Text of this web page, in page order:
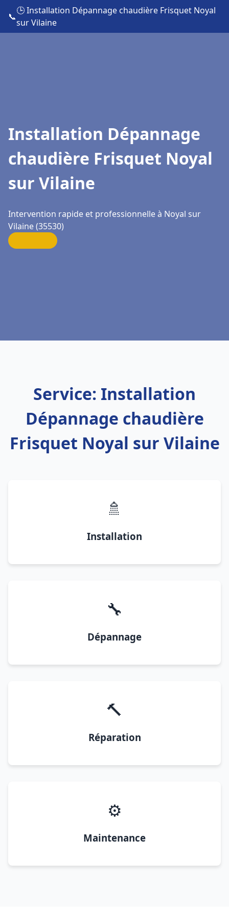
📞
🕒 Installation Dépannage chaudière Frisquet Noyal
sur Vilaine
Installation Dépannage
chaudière Frisquet Noyal
sur Vilaine
Intervention rapide et professionnelle à Noyal sur
Vilaine (35530)
Service: Installation
Dépannage chaudière
Frisquet Noyal sur Vilaine
🚿
Installation
🔧
Dépannage
🔨
Réparation
⚙️
Maintenance